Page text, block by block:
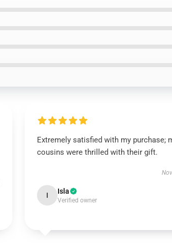
Extremely satisfied with my purchase;
cousins were thrilled with their gift.
I Isla
Verified owner